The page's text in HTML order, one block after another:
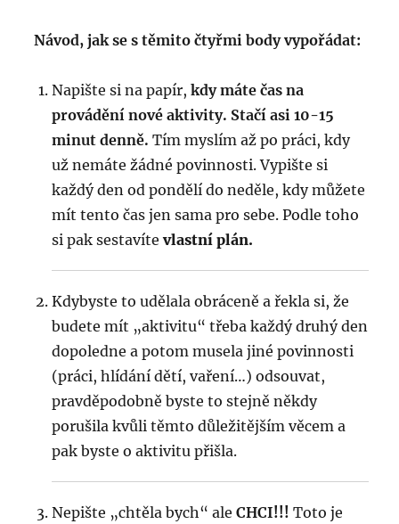
Návod, jak se s těmito čtyřmi body vypořádat:
Napište si na papír,kdy máte čas na
provádění nové aktivity. Stačí asi 10-15
minut denně. Tím myslím až po práci, kdy
už nemáte žádné povinnosti. Vypište si
každý den od pondělí do neděle, kdy můžete
mít tento čas jen sama pro sebe. Podle toho
si pak sestavítevlastní plán.
Kdybyste to udělala obráceně a řekla si, že
budete mít „aktivitu“ třeba každý druhý den
dopoledne a potom musela jiné povinnosti
(práci, hlídání dětí, vaření…) odsouvat,
pravděpodobně byste to stejně někdy
porušila kvůli těmto důležitějším věcem a
pak byste o aktivitu přišla.
Nepište „chtěla bych“ ale CHCI!!! Toto je